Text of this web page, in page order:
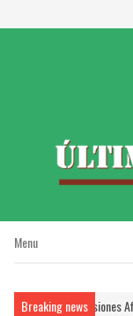
Menu
Menu
Breaking news
y Profesiones Afines…